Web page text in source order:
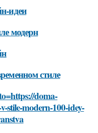
идеи
модерн
стиле
doma-
stile-modern-100-idey-